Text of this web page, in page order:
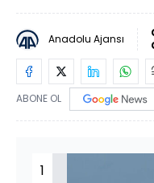
Anadolu Ajansı
ABONE OL
1